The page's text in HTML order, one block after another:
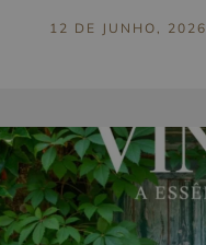
12 DE JUNHO, 2026